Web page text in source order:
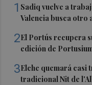
1 Sadiq vuelve a
Valencia busca otro
2El Portús recupera
edición de
3Elche quemará casi
tradicional Nit de